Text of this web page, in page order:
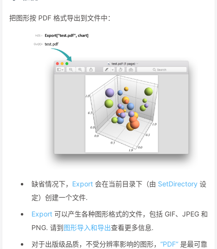
把图形按 PDF 格式导出到文件中：
缺省情况下， Export 会在当前目录下（由 SetDirectory 设
定）创建一个文件.
Export 可以产生各种图形格式的文件，包括 GIF、JPEG 和
PNG. 请到图形导入和导出查看更多信息.
对于出版级品质，不受分辨率影响的图形， “PDF” 是最可靠